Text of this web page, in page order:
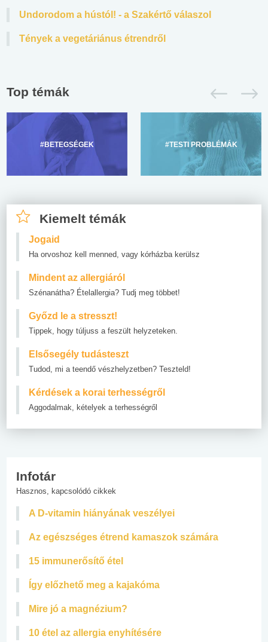
Undorodom a hústól! - a Szakértő válaszol
Tények a vegetáriánus étrendről
Top témák
#BETEGSÉGEK #TESTI PROBLÉMÁK
Kiemelt témák
Jogaid
Ha orvoshoz kell menned, vagy kórházba kerülsz
Mindent az allergiáról
Szénanátha? Ételallergia? Tudj meg többet!
Győzd le a stresszt!
Tippek, hogy túljuss a feszült helyzeteken.
Elsősegély tudásteszt
Tudod, mi a teendő vészhelyzetben? Teszteld!
Kérdések a korai terhességről
Aggodalmak, kételyek a terhességről
Infotár
Hasznos, kapcsolódó cikkek
A D-vitamin hiányának veszélyei
Az egészséges étrend kamaszok számára
15 immunerősítő étel
Így előzhető meg a kajakóma
Mire jó a magnézium?
10 étel az allergia enyhítésére